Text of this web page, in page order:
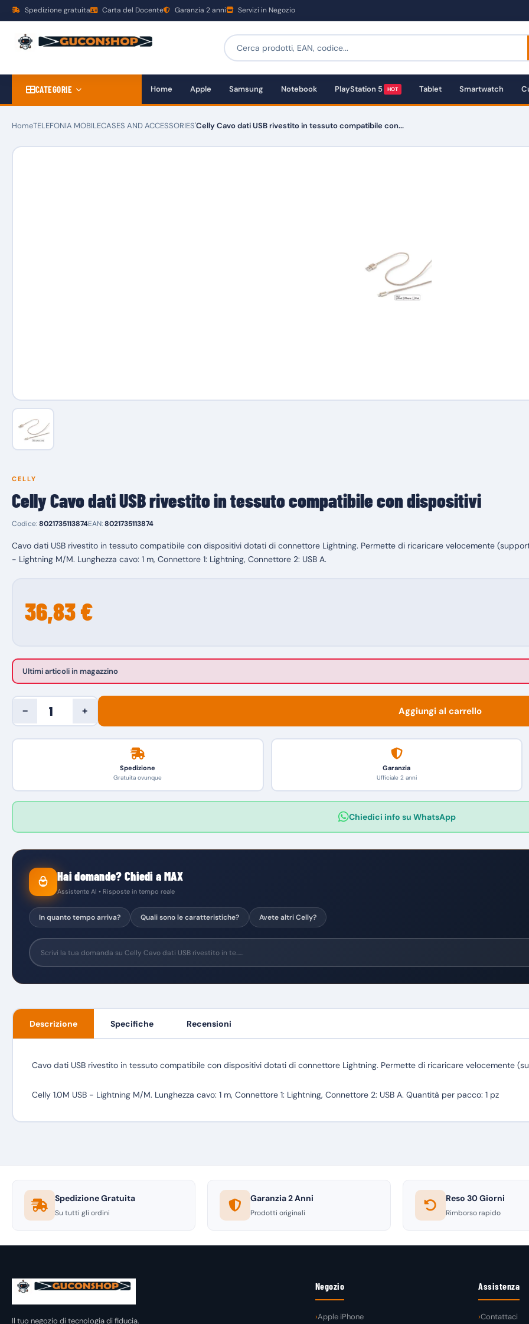
Spedizione gratuita Carta del Docente Garanzia 2 anni Servizi in Negozio
CATEGORIE Home Apple Samsung Notebook PlayStation 5 HOT Tablet Smartwatch
HomeTELEFONIA MOBILECASES AND ACCESSORIES'Celly Cavo dati USB rivestito in tessuto compatibile con...
CELLY
Celly Cavo dati USB rivestito in tessuto compatibile con dispositivi
Codice:8021735113874EAN:8021735113874
Cavo dati USB rivestito in tessuto compatibile con dispositivi dotati di connettore Lightning. Permette di ricaricare velocemente
- Lightning M/M. Lunghezza cavo: 1 m, Connettore 1: Lightning, Connettore 2: USB A.
36,83 €
Ultimi articoli in magazzino
− + Aggiungi al carrello
Spedizione
Gratuita ovunque
Garanzia
Ufficiale 2 anni
Chiedici info su WhatsApp
Hai domande? Chiedi a MAX
Assistente AI • Risposte in tempo reale
In quanto tempo arriva? Quali sono le caratteristiche? Avete altri Celly?
Descrizione Specifiche Recensioni
Cavo dati USB rivestito in tessuto compatibile con dispositivi dotati di connettore Lightning. Permette di ricaricare velocemente
Celly 1.0M USB - Lightning M/M. Lunghezza cavo: 1 m, Connettore 1: Lightning, Connettore 2: USB A. Quantità per pacco: 1 pz
Spedizione Gratuita
Su tutti gli ordini
Garanzia 2 Anni
Prodotti originali
Reso 30 Giorni
Rimborso rapido
Il tuo negozio di tecnologia di fiducia.
Negozio
Apple iPhone
Assistenza
Contattaci